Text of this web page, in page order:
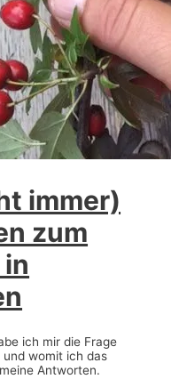
immer)
zum
ich mir die Frage
womit ich das
Antworten.